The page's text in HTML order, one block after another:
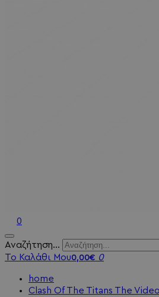
0
Αναζήτηση...
Το Καλάθι Μου0,00€ 0
home
Clash Of The Titans The